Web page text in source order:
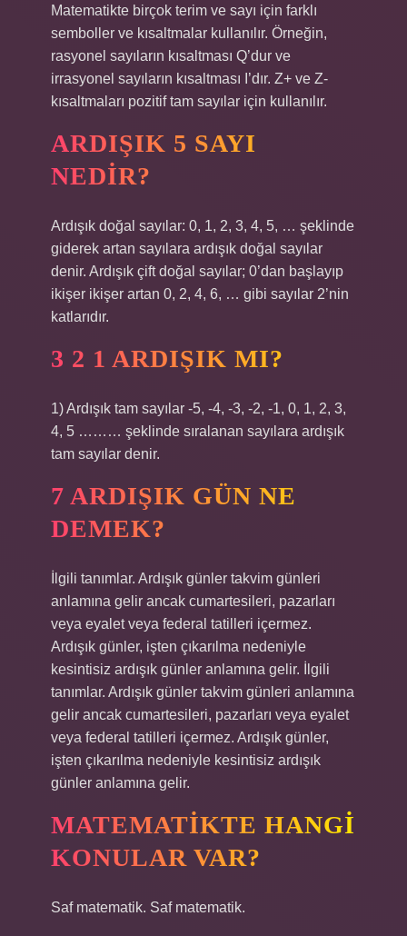
Matematikte birçok terim ve sayı için farklı
semboller ve kısaltmalar kullanılır. Örneğin,
rasyonel sayıların kısaltması Q’dur ve
irrasyonel sayıların kısaltması I’dır. Z+ ve Z-
kısaltmaları pozitif tam sayılar için kullanılır.
ARDIŞIK 5 SAYI
NEDIR?
Ardışık doğal sayılar: 0, 1, 2, 3, 4, 5, … şeklinde
giderek artan sayılara ardışık doğal sayılar
denir. Ardışık çift doğal sayılar; 0’dan başlayıp
ikişer ikişer artan 0, 2, 4, 6, … gibi sayılar 2’nin
katlarıdır.
3 2 1 ARDIŞIK MI?
1) Ardışık tam sayılar -5, -4, -3, -2, -1, 0, 1, 2, 3,
4, 5 ……… şeklinde sıralanan sayılara ardışık
tam sayılar denir.
7 ARDIŞIK GÜN NE
DEMEK?
İlgili tanımlar. Ardışık günler takvim günleri
anlamına gelir ancak cumartesileri, pazarları
veya eyalet veya federal tatilleri içermez.
Ardışık günler, işten çıkarılma nedeniyle
kesintisiz ardışık günler anlamına gelir. İlgili
tanımlar. Ardışık günler takvim günleri anlamına
gelir ancak cumartesileri, pazarları veya eyalet
veya federal tatilleri içermez. Ardışık günler,
işten çıkarılma nedeniyle kesintisiz ardışık
günler anlamına gelir.
MATEMATIKTE HANGI
KONULAR VAR?
Saf matematik. Saf matematik.